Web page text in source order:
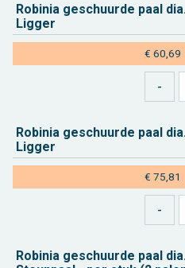
Ro­bi­nia ge­schuur­de paal
Lig­ger
€ 60,69
Ro­bi­nia ge­schuur­de paal
Lig­ger
€ 75,81
Ro­bi­nia ge­schuur­de paal